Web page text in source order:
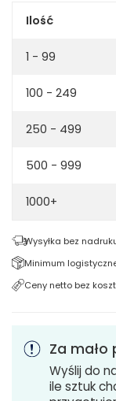
czerwony
Ilość
1 - 99
100 - 249
250 - 499
500 - 999
1000+
Wysyłka bez
Minimum
Ceny netto bez
Za
Wyślij do
ile sztuk